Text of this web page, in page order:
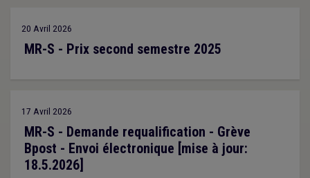
20 Avril 2026
MR-S - Prix second semestre 2025
17 Avril 2026
MR-S - Demande requalification - Grève
Bpost - Envoi électronique [mise à jour:
18.5.2026]